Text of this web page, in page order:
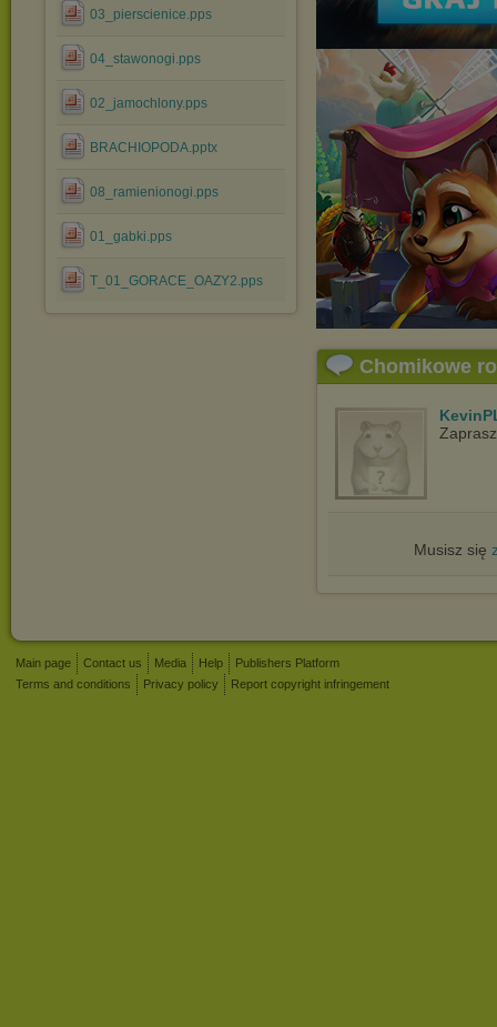
03_pierscienice.pps
04_stawonogi.pps
02_jamochlony.pps
BRACHIOPODA.pptx
08_ramienionogi.pps
01_gabki.pps
T_01_GORACE_OAZY2.pps
Chomikowe
Musisz się
Main page Contact us Media Help
Publishers Platform
Terms and conditions
Privacy policy Report copyright infringement